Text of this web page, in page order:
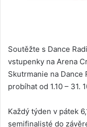
Soutěžte s Dance
vstupenky na Arena
Skutrmanie na Dance
probíhat od 1.10 – 31.
Každý týden v pátek
semifinalisté do